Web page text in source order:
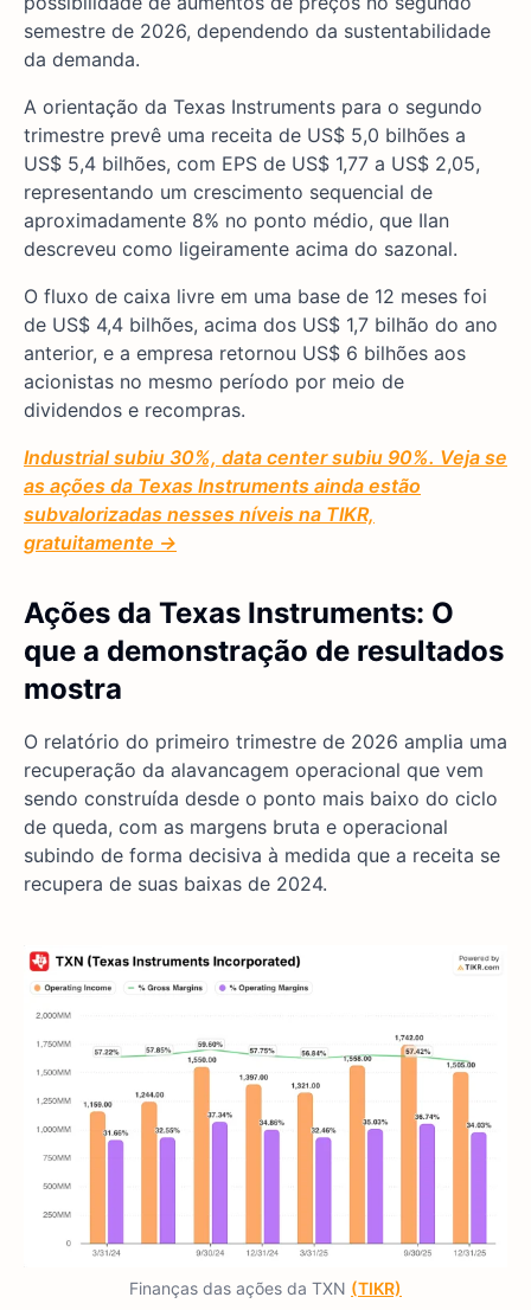
semestre de 2026, dependendo da sustentabilidade
da demanda.
A orientação da Texas Instruments para o segundo
trimestre prevê uma receita de US$ 5,0 bilhões a
US$ 5,4 bilhões, com EPS de US$ 1,77 a US$ 2,05,
representando um crescimento sequencial de
aproximadamente 8% no ponto médio, que Ilan
descreveu como ligeiramente acima do sazonal.
O fluxo de caixa livre em uma base de 12 meses foi
de US$ 4,4 bilhões, acima dos US$ 1,7 bilhão do ano
anterior, e a empresa retornou US$ 6 bilhões aos
acionistas no mesmo período por meio de
dividendos e recompras.
Industrial subiu 30%, data center subiu 90%. Veja se
as ações da Texas Instruments ainda estão
subvalorizadas nesses níveis na TIKR,
gratuitamente →
Ações da Texas Instruments: O
que a demonstração de resultados
mostra
O relatório do primeiro trimestre de 2026 amplia uma
recuperação da alavancagem operacional que vem
sendo construída desde o ponto mais baixo do ciclo
de queda, com as margens bruta e operacional
subindo de forma decisiva à medida que a receita se
recupera de suas baixas de 2024.
Finanças das ações da TXN (TIKR)